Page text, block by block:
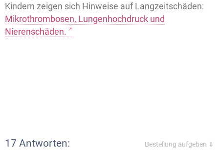
Kindern zeigen sich Hinweise auf Langzeitschäden:
Mikrothrombosen, Lungenhochdruck und
Nierenschäden.
17 Antworten: Bestellung aufgeben ⇓